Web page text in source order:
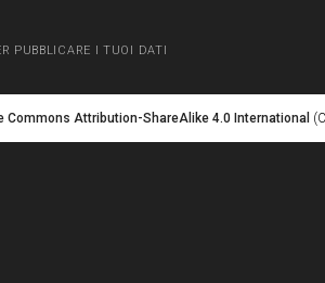
PUBBLICARE I TUOI DATI
Commons Attribution-ShareAlike 4.0 International